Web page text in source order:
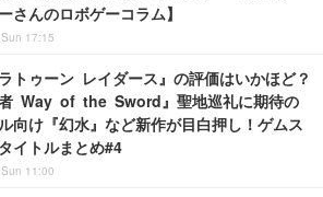
さんのロボゲーコラム】
17:15
ラトゥーン レイダース』の評価はいかほど？
者 Way of the Sword』聖地巡礼に期待の
向け『幻水』など新作が目白押し！ゲムス
イトルまとめ#4
11:00